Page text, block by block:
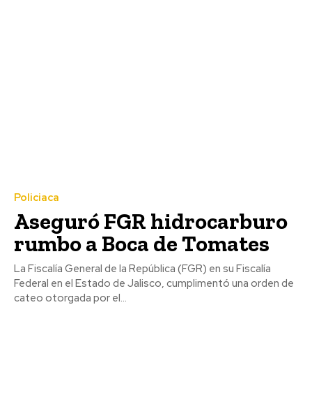
Policiaca
Aseguró FGR hidrocarburo
rumbo a Boca de Tomates
La Fiscalía General de la República (FGR) en su Fiscalía
Federal en el Estado de Jalisco, cumplimentó una orden de
cateo otorgada por el...